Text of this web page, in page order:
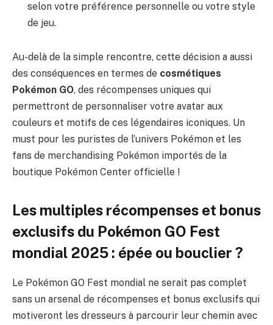
selon votre préférence personnelle ou votre style
de jeu.
Au-delà de la simple rencontre, cette décision a aussi
des conséquences en termes de cosmétiques
Pokémon GO, des récompenses uniques qui
permettront de personnaliser votre avatar aux
couleurs et motifs de ces légendaires iconiques. Un
must pour les puristes de l’univers Pokémon et les
fans de merchandising Pokémon importés de la
boutique Pokémon Center officielle !
Les multiples récompenses et bonus
exclusifs du Pokémon GO Fest
mondial 2025 : épée ou bouclier ?
Le Pokémon GO Fest mondial ne serait pas complet
sans un arsenal de récompenses et bonus exclusifs qui
motiveront les dresseurs à parcourir leur chemin avec